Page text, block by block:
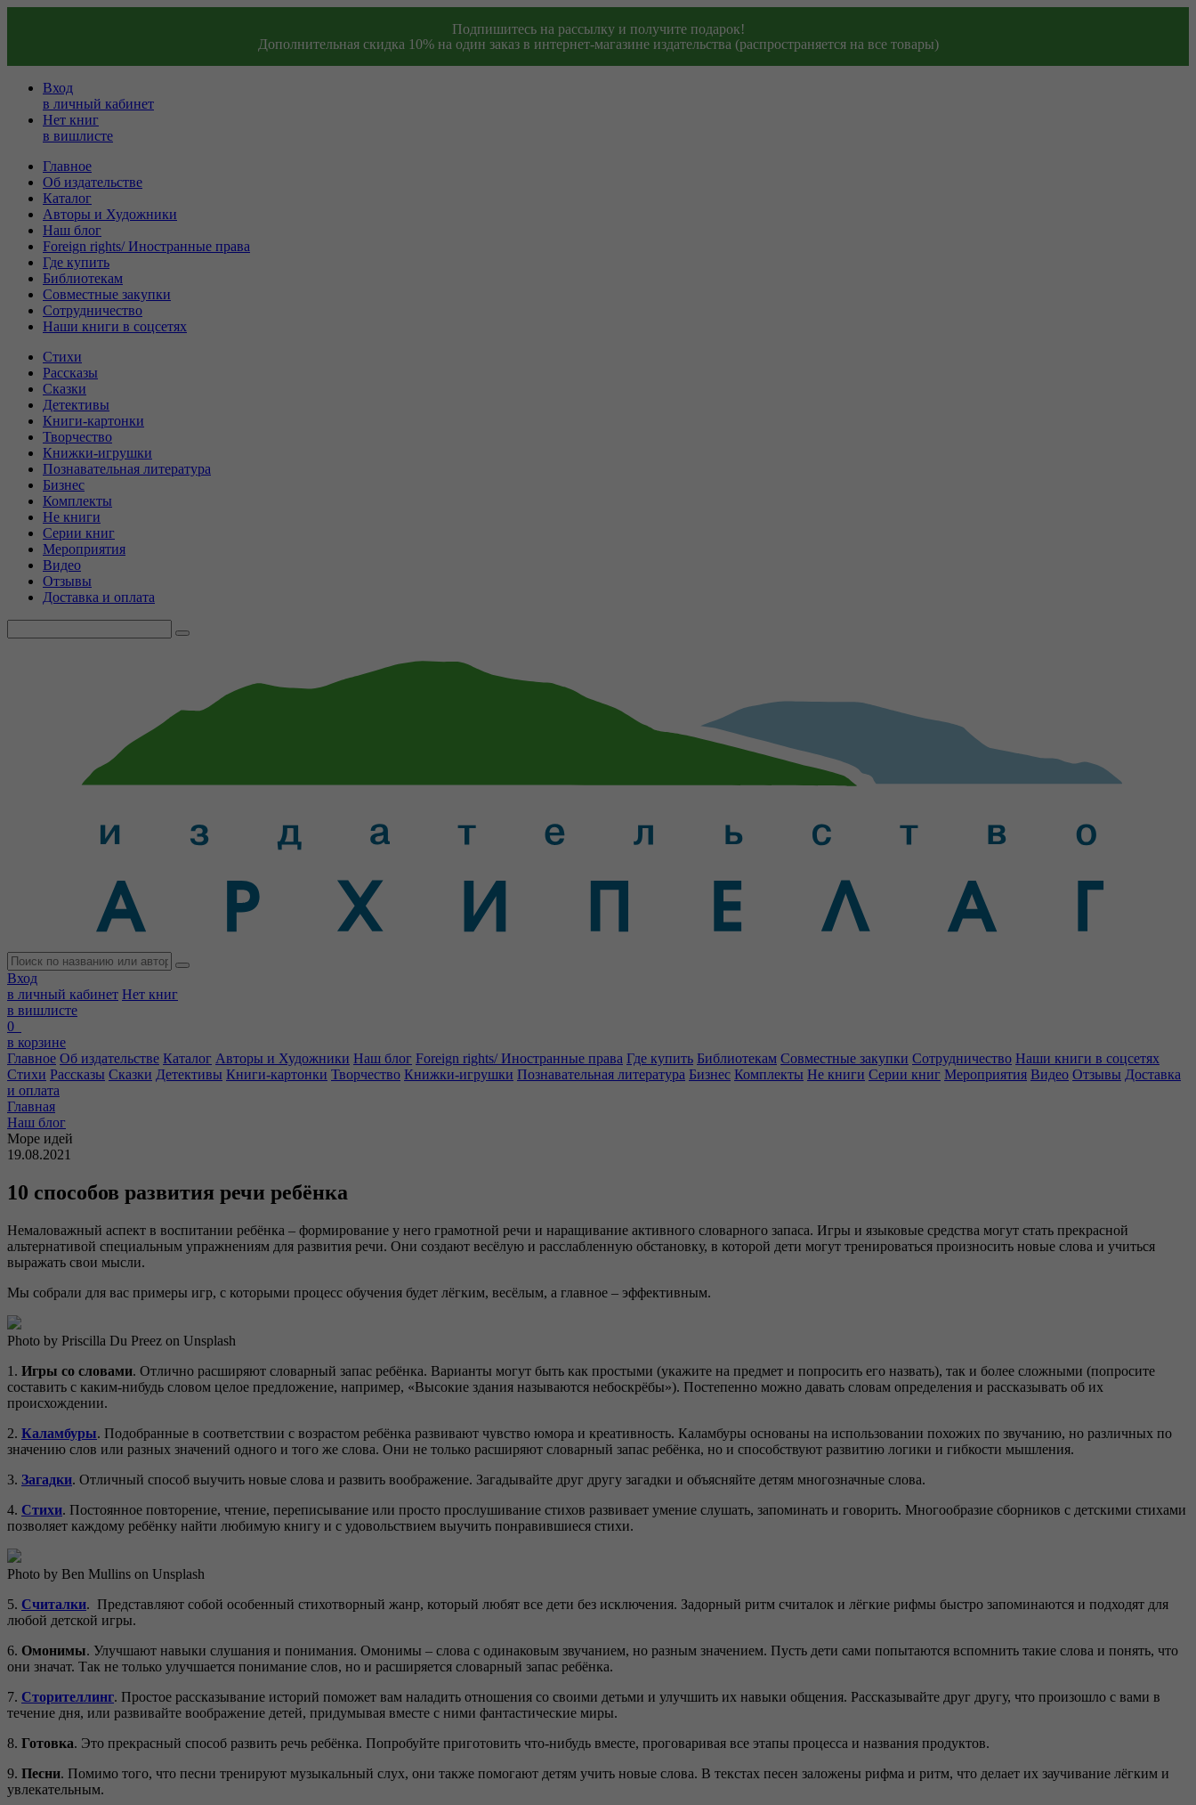
Подпишитесь на рассылку и получите подарок!
Дополнительная скидка 10% на один заказ в интернет-магазине издательства (распространяется на все товары)
Вход
в личный кабинет
Нет книг
в вишлисте
Главное
Об издательстве
Каталог
Авторы и Художники
Наш блог
Foreign rights/ Иностранные права
Где купить
Библиотекам
Совместные закупки
Сотрудничество
Наши книги в соцсетях
Стихи
Рассказы
Сказки
Детективы
Книги-картонки
Творчество
Книжки-игрушки
Познавательная литература
Бизнес
Комплекты
Не книги
Серии книг
Мероприятия
Видео
Отзывы
Доставка и оплата
Вход
в личный кабинет Нет книг
в вишлисте
0
в корзине
Главное Об издательстве Каталог Авторы и Художники Наш блог Foreign rights/ Иностранные права Где купить Библиотекам Совместные закупки Сотрудничество Наши книги в соцсетях
Стихи Рассказы Сказки Детективы Книги-картонки Творчество Книжки-игрушки Познавательная литература Бизнес Комплекты Не книги Серии книг Мероприятия Видео Отзывы Доставка
и оплата
Главная
Наш блог
Море идей
19.08.2021
10 способов развития речи ребёнка
Немаловажный аспект в воспитании ребёнка – формирование у него грамотной речи и наращивание активного словарного запаса. Игры и языковые средства могут стать прекрасной
альтернативой специальным упражнениям для развития речи. Они создают весёлую и расслабленную обстановку, в которой дети могут тренироваться произносить новые слова и учиться
выражать свои мысли.
Мы собрали для вас примеры игр, с которыми процесс обучения будет лёгким, весёлым, а главное – эффективным.
Photo by Priscilla Du Preez on Unsplash
1. Игры со словами. Отлично расширяют словарный запас ребёнка. Варианты могут быть как простыми (укажите на предмет и попросить его назвать), так и более сложными (попросите
составить с каким-нибудь словом целое предложение, например, «Высокие здания называются небоскрёбы»). Постепенно можно давать словам определения и рассказывать об их
происхождении.
2. Каламбуры. Подобранные в соответствии с возрастом ребёнка развивают чувство юмора и креативность. Каламбуры основаны на использовании похожих по звучанию, но различных по
значению слов или разных значений одного и того же слова. Они не только расширяют словарный запас ребёнка, но и способствуют развитию логики и гибкости мышления.
3. Загадки. Отличный способ выучить новые слова и развить воображение. Загадывайте друг другу загадки и объясняйте детям многозначные слова.
4. Стихи. Постоянное повторение, чтение, переписывание или просто прослушивание стихов развивает умение слушать, запоминать и говорить. Многообразие сборников с детскими стихами
позволяет каждому ребёнку найти любимую книгу и с удовольствием выучить понравившиеся стихи.
Photo by Ben Mullins on Unsplash
5. Считалки. Представляют собой особенный стихотворный жанр, который любят все дети без исключения. Задорный ритм считалок и лёгкие рифмы быстро запоминаются и подходят для
любой детской игры.
6. Омонимы. Улучшают навыки слушания и понимания. Омонимы – слова с одинаковым звучанием, но разным значением. Пусть дети сами попытаются вспомнить такие слова и понять, что
они значат. Так не только улучшается понимание слов, но и расширяется словарный запас ребёнка.
7. Сторителлинг. Простое рассказывание историй поможет вам наладить отношения со своими детьми и улучшить их навыки общения. Рассказывайте друг другу, что произошло с вами в
течение дня, или развивайте воображение детей, придумывая вместе с ними фантастические миры.
8. Готовка. Это прекрасный способ развить речь ребёнка. Попробуйте приготовить что-нибудь вместе, проговаривая все этапы процесса и названия продуктов.
9. Песни. Помимо того, что песни тренируют музыкальный слух, они также помогают детям учить новые слова. В текстах песен заложены рифма и ритм, что делает их заучивание лёгким и
увлекательным.